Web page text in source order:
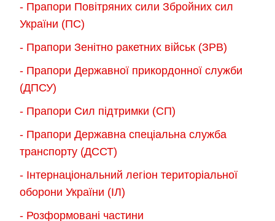
- Прапори Повітряних сили Збройних сил
України (ПС)
- Прапори Зенітно ракетних військ (ЗРВ)
- Прапори Державної прикордонної служби
(ДПСУ)
- Прапори Сил підтримки (СП)
- Прапори Державна спеціальна служба
транспорту (ДССТ)
- Інтернаціональний легіон територіальної
оборони України (ІЛ)
- Розформовані частини